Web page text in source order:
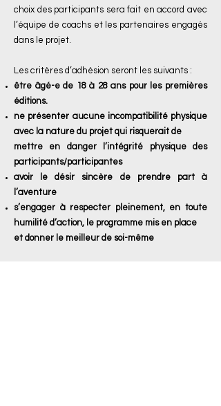
choix des participants sera fait en accord avec
l’équipe de coachs et les partenaires engagés
dans le projet.
Les critères d’adhésion seront les suivants :
être âgé-e de 18 à 28 ans pour les premières
éditions.
ne présenter aucune incompatibilité physique
avec la nature du projet qui risquerait de
mettre en danger l’intégrité physique des
participants/participantes
avoir le désir sincère de prendre part à
l’aventure
s’engager à respecter pleinement, en toute
humilité d’action, le programme mis en place
et donner le meilleur de soi-même